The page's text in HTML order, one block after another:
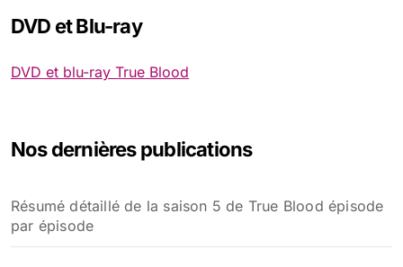
DVD et Blu-ray
DVD et blu-ray True Blood
Nos dernières publications
Résumé détaillé de la saison 5 de True Blood épisode
par épisode